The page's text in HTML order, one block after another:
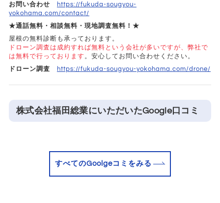
お問い合わせ
https://fukuda-sougyou-
yokohama.com/contact/
★通話無料・相談無料・現地調査無料！★
屋根の無料診断も承っております。
ドローン調査は成約すれば無料という会社が多いですが、弊社で
は無料で行っております 。安心してお問い合わせください。
ドローン調査
https://fukuda-sougyou-yokohama.com/drone/
株式会社福田総業にいただいたGoogle口コミ
すべてのGoolgeコミをみる